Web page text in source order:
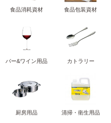
食品消耗資材 食品包装資材
バー&ワイン用品 カトラリー
厨房用品 清掃・衛生用品